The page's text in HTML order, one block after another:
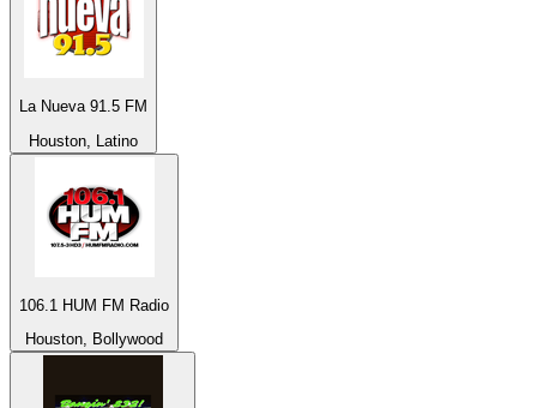
La Nueva 91.5 FM
Houston, Latino
106.1 HUM FM Radio
Houston, Bollywood